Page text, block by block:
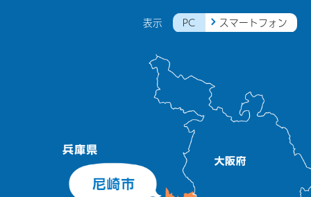
表示 PC スマートフォン